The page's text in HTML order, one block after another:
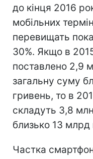
до кінця 2016
мобільних
перевищать
30%. Якщо в
поставлено 2,9
загальну суму
гривень, то в
складуть 3,8
близько 13 млрд
Частка